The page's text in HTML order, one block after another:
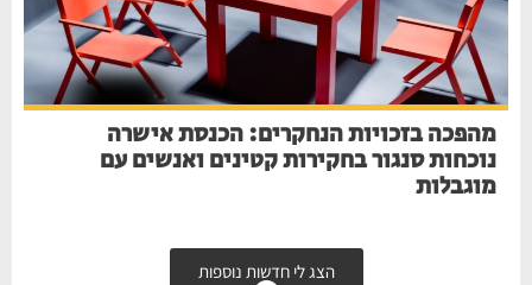
מהפכה בזכויות הנחקרים: הכנסת אישרה
נוכחות סנגור בחקירות קטינים ואנשים עם
מוגבלות
הצג לי חדשות נוספות